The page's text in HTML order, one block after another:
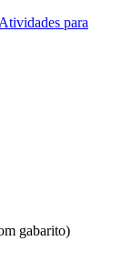
para
gabarito)